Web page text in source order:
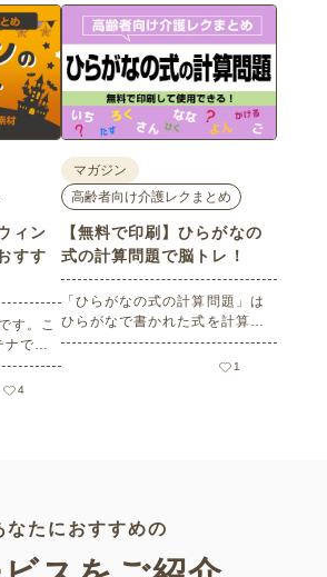
まで、
・体
、見ど
子をレ
バリアフリーの設備面について
も紹介しているので、介護施設
などでの外出アクティビティの
事前チェックの際にぜひ参考に
してください。
ィン
すす
す。こ
ナで扱
材か
おば
4
マガジン
高齢者向け介護レクまとめ
【無料で印刷】ひらがなの
式の計算問題で脳トレ！
「ひらがなの式の計算問題」は
ひらがなで書かれた式を計算す
る問題です。想像力やワーキン
グメモリのトレーニングとして
1
なたにおすすめの